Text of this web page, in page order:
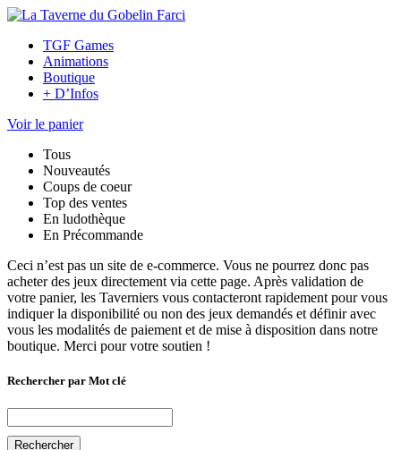
TGF Games
Animations
Boutique
+ D’Infos
Voir le panier
Tous
Nouveautés
Coups de coeur
Top des ventes
En ludothèque
En Précommande
Ceci n’est pas un site de e-commerce. Vous ne pourrez donc pas
acheter des jeux directement via cette page. Après validation de
votre panier, les Taverniers vous contacteront rapidement pour vous
indiquer la disponibilité ou non des jeux demandés et définir avec
vous les modalités de paiement et de mise à disposition dans notre
boutique. Merci pour votre soutien !
Rechercher par Mot clé
Rechercher